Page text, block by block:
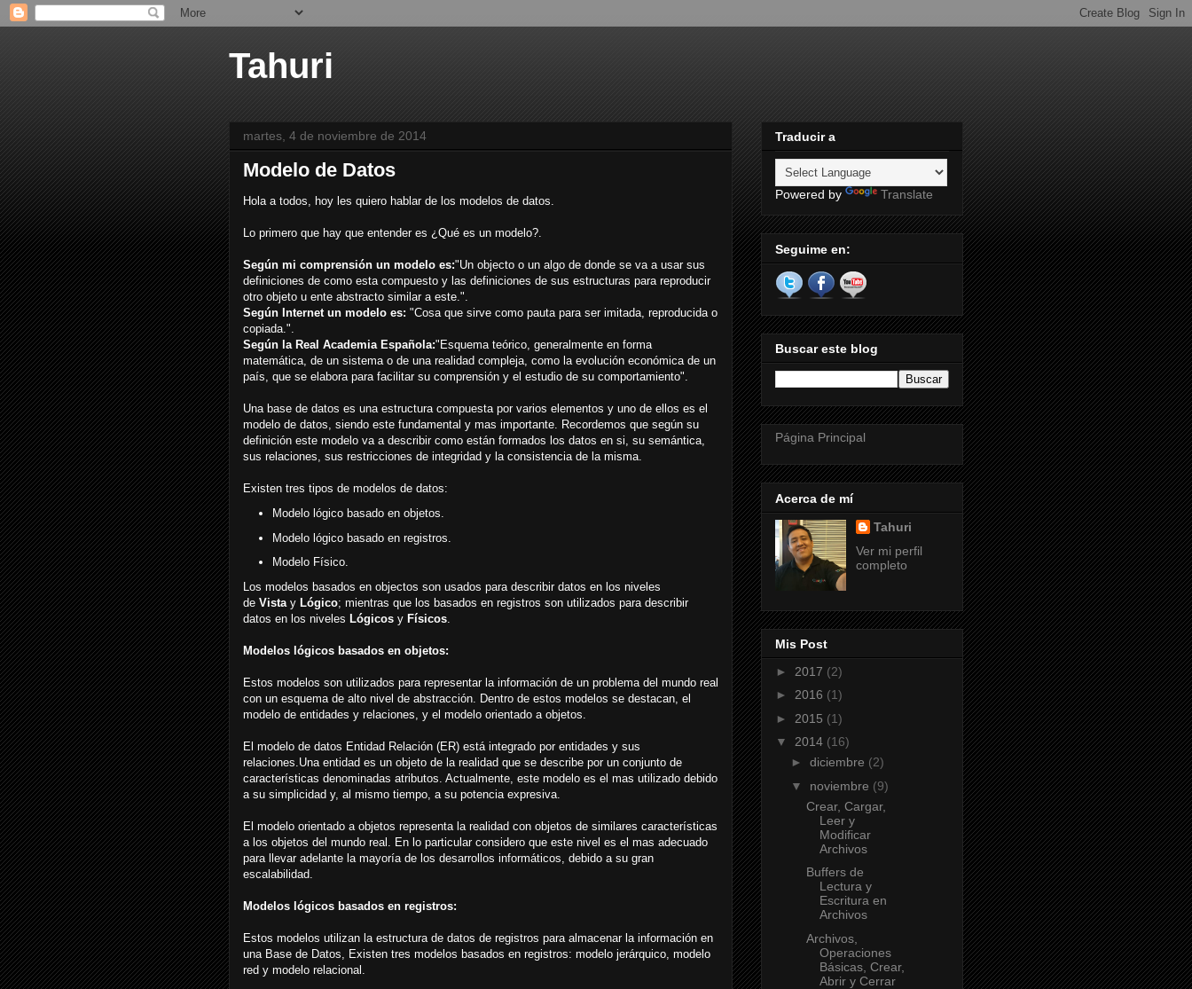
Tahuri
martes, 4 de noviembre de 2014
Modelo de Datos
Hola a todos, hoy les quiero hablar de los modelos de datos.
Lo primero que hay que entender es ¿Qué es un modelo?.
Según mi comprensión un modelo es:"Un objecto o un algo de donde se va a usar sus
definiciones de como esta compuesto y las definiciones de sus estructuras para reproducir
otro objeto u ente abstracto similar a este.".
Según Internet un modelo es: "Cosa que sirve como pauta para ser imitada, reproducida o
copiada.".
Según la Real Academia Española:"Esquema teórico, generalmente en forma
matemática, de un sistema o de una realidad compleja, como la evolución económica de un
país, que se elabora para facilitar su comprensión y el estudio de su comportamiento".
Una base de datos es una estructura compuesta por varios elementos y uno de ellos es el
modelo de datos, siendo este fundamental y mas importante. Recordemos que según su
definición este modelo va a describir como están formados los datos en si, su semántica,
sus relaciones, sus restricciones de integridad y la consistencia de la misma.
Existen tres tipos de modelos de datos:
Modelo lógico basado en objetos.
Modelo lógico basado en registros.
Modelo Físico.
Los modelos basados en objectos son usados para describir datos en los niveles
de Vistay Lógico; mientras que los basados en registros son utilizados para describir
datos en los niveles Lógicos y Físicos.
Modelos lógicos basados en objetos:
Estos modelos son utilizados para representar la información de un problema del mundo real
con un esquema de alto nivel de abstracción. Dentro de estos modelos se destacan, el
modelo de entidades y relaciones, y el modelo orientado a objetos.
El modelo de datos Entidad Relación (ER) está integrado por entidades y sus
relaciones.Una entidad es un objeto de la realidad que se describe por un conjunto de
características denominadas atributos. Actualmente, este modelo es el mas utilizado debido
a su simplicidad y, al mismo tiempo, a su potencia expresiva.
El modelo orientado a objetos representa la realidad con objetos de similares características
a los objetos del mundo real. En lo particular considero que este nivel es el mas adecuado
para llevar adelante la mayoría de los desarrollos informáticos, debido a su gran
escalabilidad.
Modelos lógicos basados en registros:
Estos modelos utilizan la estructura de datos de registros para almacenar la información en
una Base de Datos, Existen tres modelos basados en registros: modelo jerárquico, modelo
red y modelo relacional.
Traducir a
Powered by Translate
Seguime en:
Buscar este blog
Página Principal
Acerca de mí
Tahuri
Ver mi perfil
completo
Mis Post
► 2017 (2)
► 2016 (1)
► 2015 (1)
▼ 2014 (16)
► diciembre (2)
▼ noviembre (9)
Crear, Cargar,
Leer y
Modificar
Archivos
Buffers de
Lectura y
Escritura en
Archivos
Archivos,
Operaciones
Básicas, Crear,
Abrir y Cerrar